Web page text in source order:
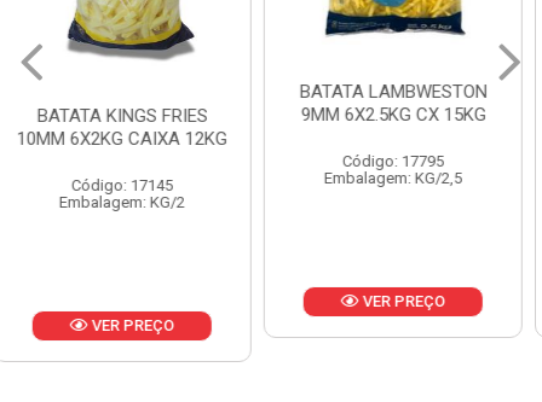
9MM 6X2.5KG CX 15KG
Embalagem: KG/2,5
BATATA LAMBWESTON
7MM 8X2,25KG CX 18KG
Código: 18433
Embalagem: KG/2,25
VER PREÇO